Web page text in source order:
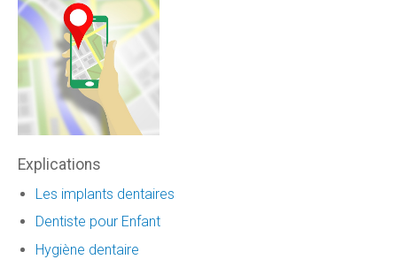
Explications
Les implants dentaires
Dentiste pour Enfant
Hygiène dentaire